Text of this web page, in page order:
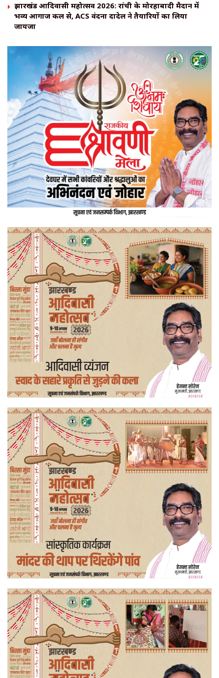
झारखंड आदिवासी महोत्सव 2026: रांची के मोरहाबादी मैदान में
भव्य आगाज कल से, ACS वंदना दादेल ने तैयारियों का लिया
जायजा